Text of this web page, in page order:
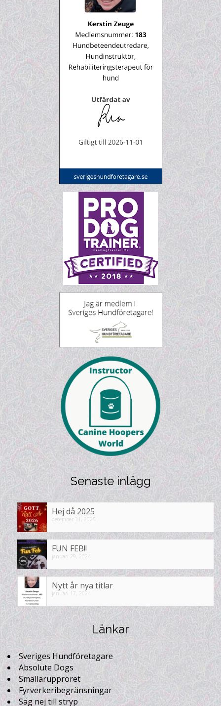
Senaste inlägg
Hej då 2025
december 31, 2025
FUN FEB!!
januari 29, 2024
Nytt år nya titlar
januari 17, 2024
Länkar
Sveriges Hundföretagare
Absolute Dogs
Smällarupproret
Fyrverkeribegränsningar
Säg nej till stryp